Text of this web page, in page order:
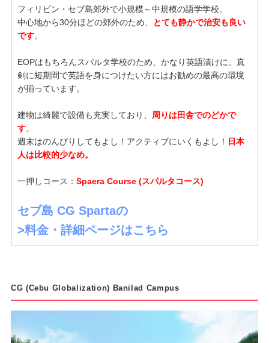
フィリピン・セブ島郊外で小規模～中規模の語学学校。
中心地から30分ほどの郊外のため、
とても静かで治安も良い
です。
EOPはもちろんスパルタ学校のため、かなり英語漬けに。真
剣に短期間で英語を身につけたい方にはお勧めの最高の環境
が揃っています。
建物は綺麗で設備も充実しており、 周りは田舎でのどかで
す。
週末はのんびりしてもよし！アクティブにいくもよし！ 日本
人は比較的少なめ。
一押しコース： Spaera Course (スパルタコース)
セブ島 CG Spartaの
>料金・詳細ページはこちら
CG (Cebu Globalization) Banilad Campus